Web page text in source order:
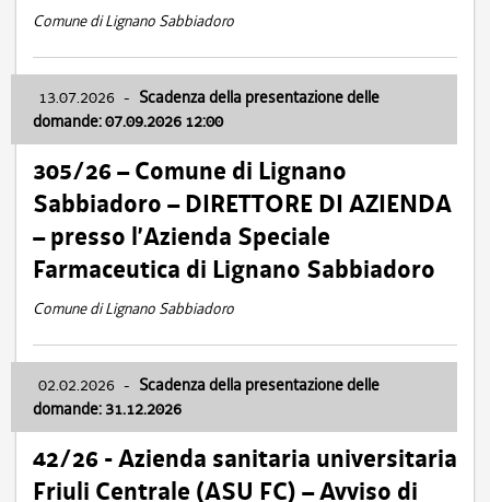
Comune di Lignano Sabbiadoro
13.07.2026 - Scadenza della presentazione delle
domande: 07.09.2026 12:00
305/26 – Comune di Lignano
Sabbiadoro – DIRETTORE DI AZIENDA
– presso l’Azienda Speciale
Farmaceutica di Lignano Sabbiadoro
Comune di Lignano Sabbiadoro
02.02.2026 - Scadenza della presentazione delle
domande: 31.12.2026
42/26 - Azienda sanitaria universitaria
Friuli Centrale (ASU FC) – Avviso di